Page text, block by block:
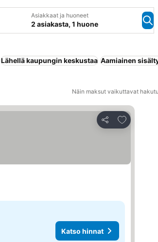
Asiakkaat ja huoneet
2 asiakasta, 1 huone
Lähellä kaupungin keskustaa Aamiainen
Näin maksut vaikuttavat
Jaa
Lisää
Katso hinnat